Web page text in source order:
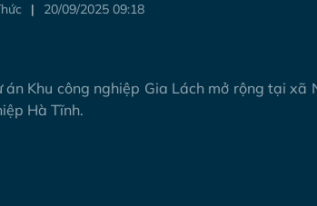
20/09/2025 09:18
án Khu công nghiệp Gia Lách mở rộng tại
Hà Tĩnh.